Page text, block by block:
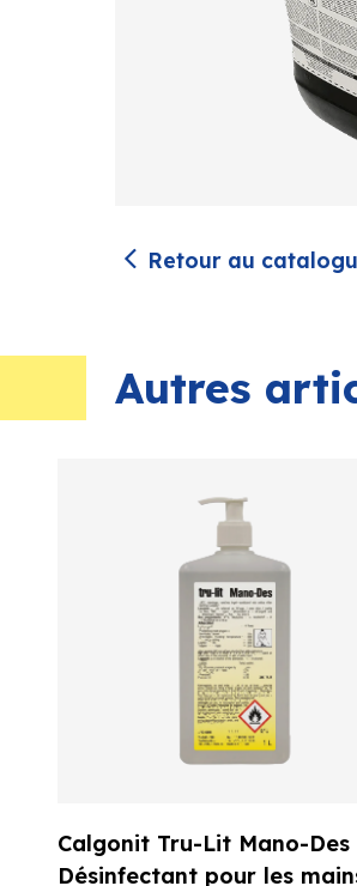
Retour au
Autres
Calgonit Tru-Lit Mano-Des
Désinfectant pour les